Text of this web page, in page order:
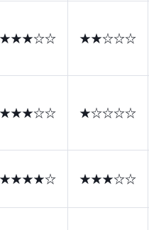
★★★☆☆ ★★☆☆☆
★★★☆☆ ★☆☆☆☆
★★★★☆ ★★★☆☆